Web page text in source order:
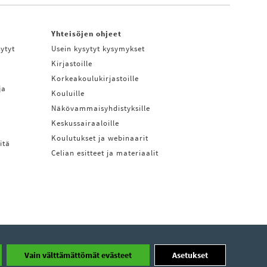
Yhteisöjen ohjeet
Usein kysytyt kysymykset
Kirjastoille
Korkeakoulukirjastoille
Kouluille
Näkövammaisyhdistyksille
Keskussairaaloille
Koulutukset ja webinaarit
Celian esitteet ja materiaalit
Vain välttämättömät evästeet Asetukset